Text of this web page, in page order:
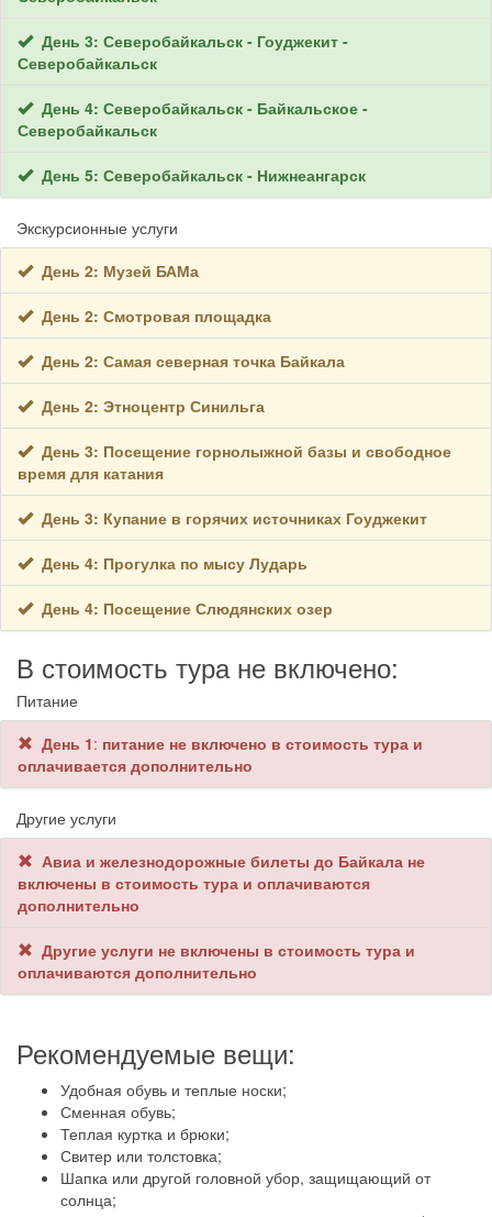
День 3: Северобайкальск - Гоуджекит -
Северобайкальск
День 4: Северобайкальск - Байкальское -
Северобайкальск
День 5: Северобайкальск - Нижнеангарск
Экскурсионные услуги
День 2: Музей БАМа
День 2: Смотровая площадка
День 2: Самая северная точка Байкала
День 2: Этноцентр Синильга
День 3: Посещение горнолыжной базы и свободное
время для катания
День 3: Купание в горячих источниках Гоуджекит
День 4: Прогулка по мысу Лударь
День 4: Посещение Слюдянских озер
В стоимость тура не включено:
Питание
День 1: питание не включено в стоимость тура и
оплачивается дополнительно
Другие услуги
Авиа и железнодорожные билеты до Байкала не
включены в стоимость тура и оплачиваются
дополнительно
Другие услуги не включены в стоимость тура и
оплачиваются дополнительно
Рекомендуемые вещи:
Удобная обувь и теплые носки;
Сменная обувь;
Теплая куртка и брюки;
Свитер или толстовка;
Шапка или другой головной убор, защищающий от
солнца;